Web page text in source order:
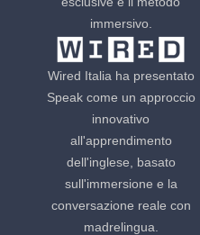
immersivo.
Wired Italia ha presentato
Speak come un approccio
innovativo
all'apprendimento
dell'inglese, basato
sull'immersione e la
conversazione reale con
madrelingua.